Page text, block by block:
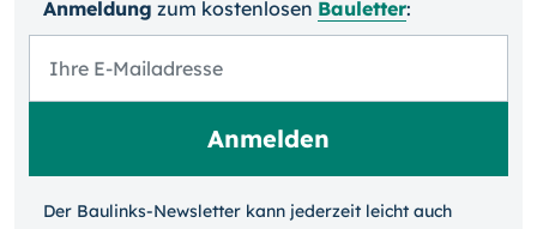
Anmeldung zum kosten­losen Bauletter:
Der Baulinks-Newsletter kann jeder­zeit leicht auch